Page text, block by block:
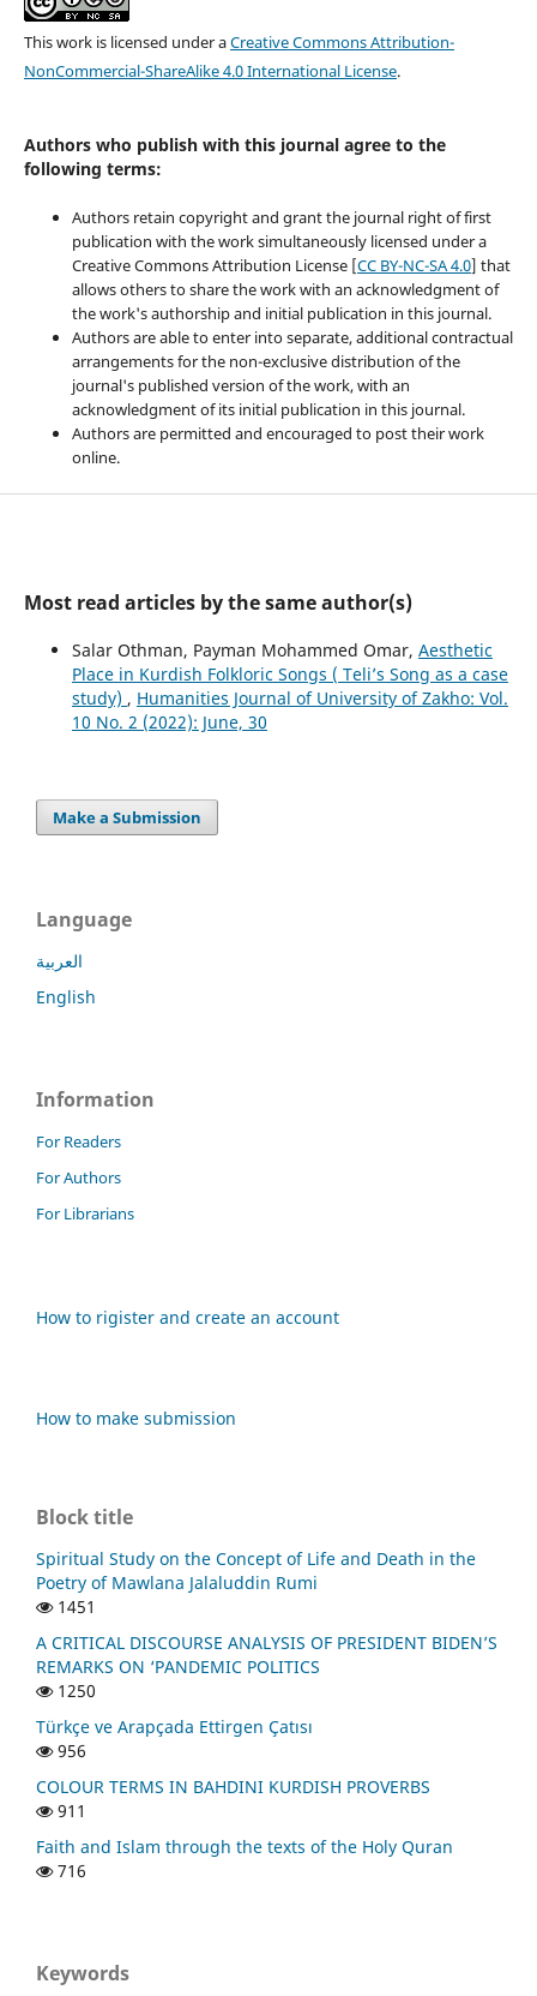
This work is licensed under aCreative Commons Attribution-
NonCommercial-ShareAlike 4.0 International License.
Authors who publish with this journal agree to the
following terms:
Authors retain copyright and grant the journal right of first
publication with the work simultaneously licensed under a
Creative Commons Attribution License [CC BY-NC-SA 4.0] that
allows others to share the work with an acknowledgment of
the work's authorship and initial publication in this journal.
Authors are able to enter into separate, additional contractual
arrangements for the non-exclusive distribution of the
journal's published version of the work, with an
acknowledgment of its initial publication in this journal.
Authors are permitted and encouraged to post their work
online.
Most read articles by the same author(s)
Salar Othman, Payman Mohammed Omar, Aesthetic
Place in Kurdish Folkloric Songs ( Teli’s Song as a case
study) , Humanities Journal of University of Zakho: Vol.
10 No. 2 (2022): June, 30
Make a Submission
Language
العربية
English
Information
For Readers
For Authors
For Librarians
How to rigister and create an account
How to make submission
Block title
Spiritual Study on the Concept of Life and Death in the
Poetry of Mawlana Jalaluddin Rumi
1451
A CRITICAL DISCOURSE ANALYSIS OF PRESIDENT BIDEN’S
REMARKS ON ‘PANDEMIC POLITICS
1250
Türkçe ve Arapçada Ettirgen Çatısı
956
COLOUR TERMS IN BAHDINI KURDISH PROVERBS
911
Faith and Islam through the texts of the Holy Quran
716
Keywords